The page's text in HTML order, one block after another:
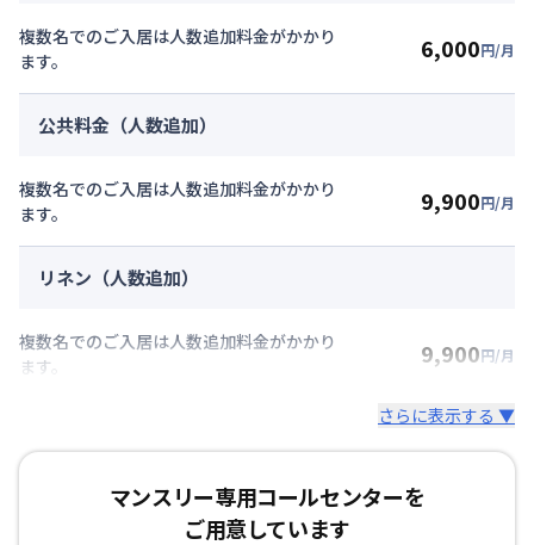
複数名でのご入居は人数追加料金がかかり
ます。
6,000円/月
公共料金（人数追加）
複数名でのご入居は人数追加料金がかかり
ます。
9,900円/月
リネン（人数追加）
複数名でのご入居は人数追加料金がかかり
ます。
9,900円/月
さらに表示する ▼
マンスリー専用コールセンターを
ご用意しています